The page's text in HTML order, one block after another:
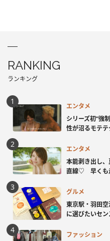
RANKING
ランキング
エンタメ
シリーズ初“強
性が沼るモテ
エンタメ
本能剥き出し
直線♡ 早くも
グルメ
東京駅・羽田
に選びたいセ
ファッション